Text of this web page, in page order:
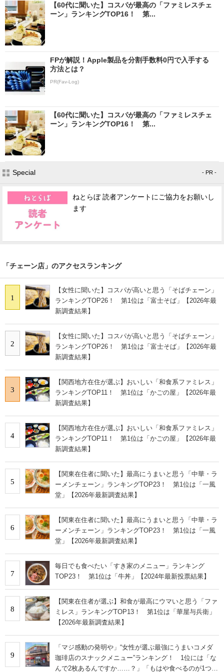
【60代に聞いた】コスパが最高の「ファミレスチェ
ーン」ランキングTOP16！ 第...
FPが解説！Apple製品を分割手数料0円で入手する
方法とは？
PR(Fav-Log)
【60代に聞いた】コスパが最高の「ファミレスチェ
ーン」ランキングTOP16！ 第...
Special - PR -
ねとらぼ 読者アンケートにご協力をお願いし
ます
「チェーン店」のアクセスランキング
1
【女性に聞いた】コスパが高いと思う「そばチェーン」
ランキングTOP26！ 第1位は「富士そば」【2026年最
新調査結果】
2
【女性に聞いた】コスパが高いと思う「そばチェーン」
ランキングTOP26！ 第1位は「富士そば」【2026年最
新調査結果】
3
【関西地方在住が選ぶ】おいしい「和食系ファミレス」
ランキングTOP11！ 第1位は「かごの屋」【2026年最
新調査結果】
4
【関西地方在住が選ぶ】おいしい「和食系ファミレス」
ランキングTOP11！ 第1位は「かごの屋」【2026年最
新調査結果】
5
【関東在住者に聞いた】最高にうまいと思う「中華・ラ
ーメンチェーン」ランキングTOP23！ 第1位は「一風
堂」【2026年最新調査結果】
6
【関東在住者に聞いた】最高にうまいと思う「中華・ラ
ーメンチェーン」ランキングTOP23！ 第1位は「一風
堂」【2026年最新調査結果】
7
毎日でも食べたい「すき家のメニュー」ランキング
TOP23！ 第1位は「牛丼」【2024年最新投票結果】
8
【関東在住者が選ぶ】和食が最高にウマいと思う「ファ
ミレス」ランキングTOP13！ 第1位は「華屋与兵衛」
【2026年最新調査結果】
9
「マジ感動の発明や」“女性が選ぶ最強にうまいコメダ
珈琲店のスナックメニュー”ランキング！ 1位には「な
んで2枚あるんですか……？」「もはや食べるのが1つの